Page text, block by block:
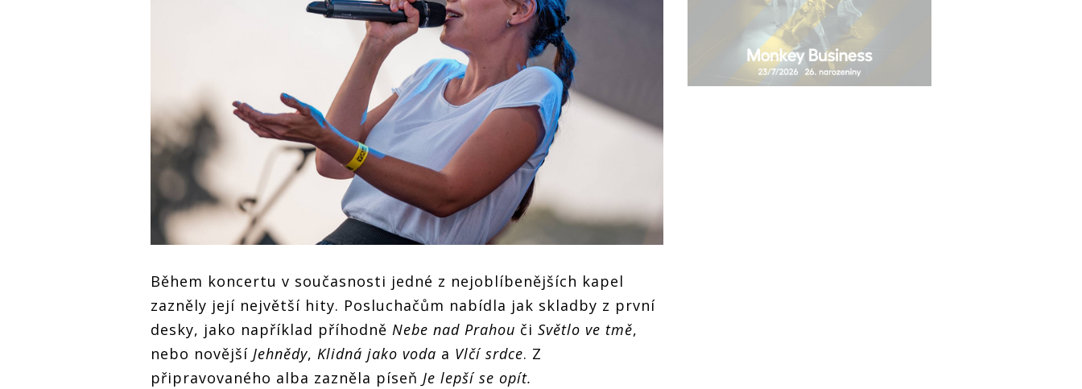
Během koncertu v současnosti jedné z nejoblíbenějších kapel
zazněly její největší hity. Posluchačům nabídla jak skladby z první
desky, jako například příhodně Nebe nad Prahou či Světlo ve tmě,
nebo novější Jehnědy, Klidná jako voda a Vlčí srdce. Z
připravovaného alba zazněla píseň Je lepší se opít.